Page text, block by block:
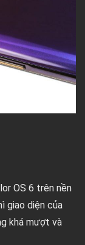
OS 6 trên nền
giao diện của
khá mượt và